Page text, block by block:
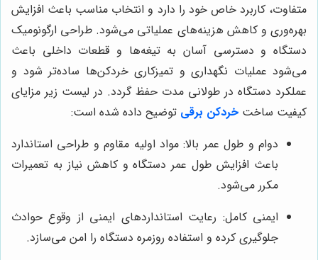
متفاوت، کاربرد خاص خود را دارد و انتخاب مناسب باعث افزایش
بهره‌وری و کاهش هزینه‌های عملیاتی می‌شود. طراحی ارگونومیک
دستگاه و دسترسی آسان به تیغه‌ها و قطعات داخلی باعث
می‌شود عملیات نگهداری و تمیزکاری خردکن‌ها ساده‌تر شود و
عملکرد دستگاه در طولانی مدت حفظ گردد. در لیست زیر مزایای
کیفیت ساخت خردکن برقی توضیح داده شده است:
دوام و طول عمر بالا: مواد اولیه مقاوم و طراحی استاندارد
باعث افزایش طول عمر دستگاه و کاهش نیاز به تعمیرات
مکرر می‌شود.
ایمنی کامل: رعایت استانداردهای ایمنی از وقوع حوادث
جلوگیری کرده و استفاده روزمره دستگاه را امن می‌سازد.